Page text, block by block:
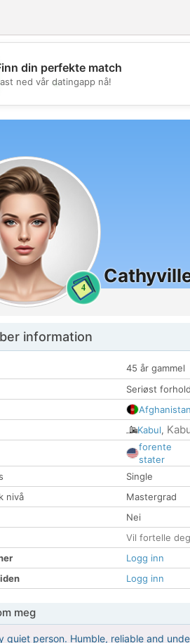
💖
din perfekte match
ned vår datingapp nå!
4
information
45 år gammel
Seriøst forhold
Afghanistan
Kabul,
forente
stater
Single
nivå
Mastergrad
Nei
Vil fortelle deg
Logg inn
Logg inn
meg
quiet person. Humble, reliable and